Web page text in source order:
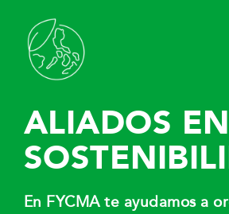
ALIADOS
En FYCMA te ayudamos a